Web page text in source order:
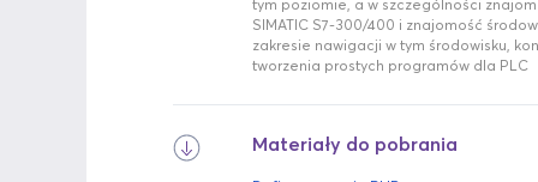
tym poziomie, a w szczególności
SIMATIC S7-300/400 i znajomość
zakresie nawigacji w tym środowisku,
tworzenia prostych programów dla PLC
Materiały do pobrania